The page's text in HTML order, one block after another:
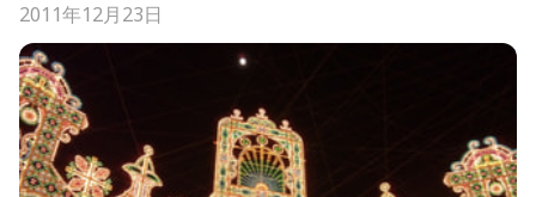
2011年12月23日